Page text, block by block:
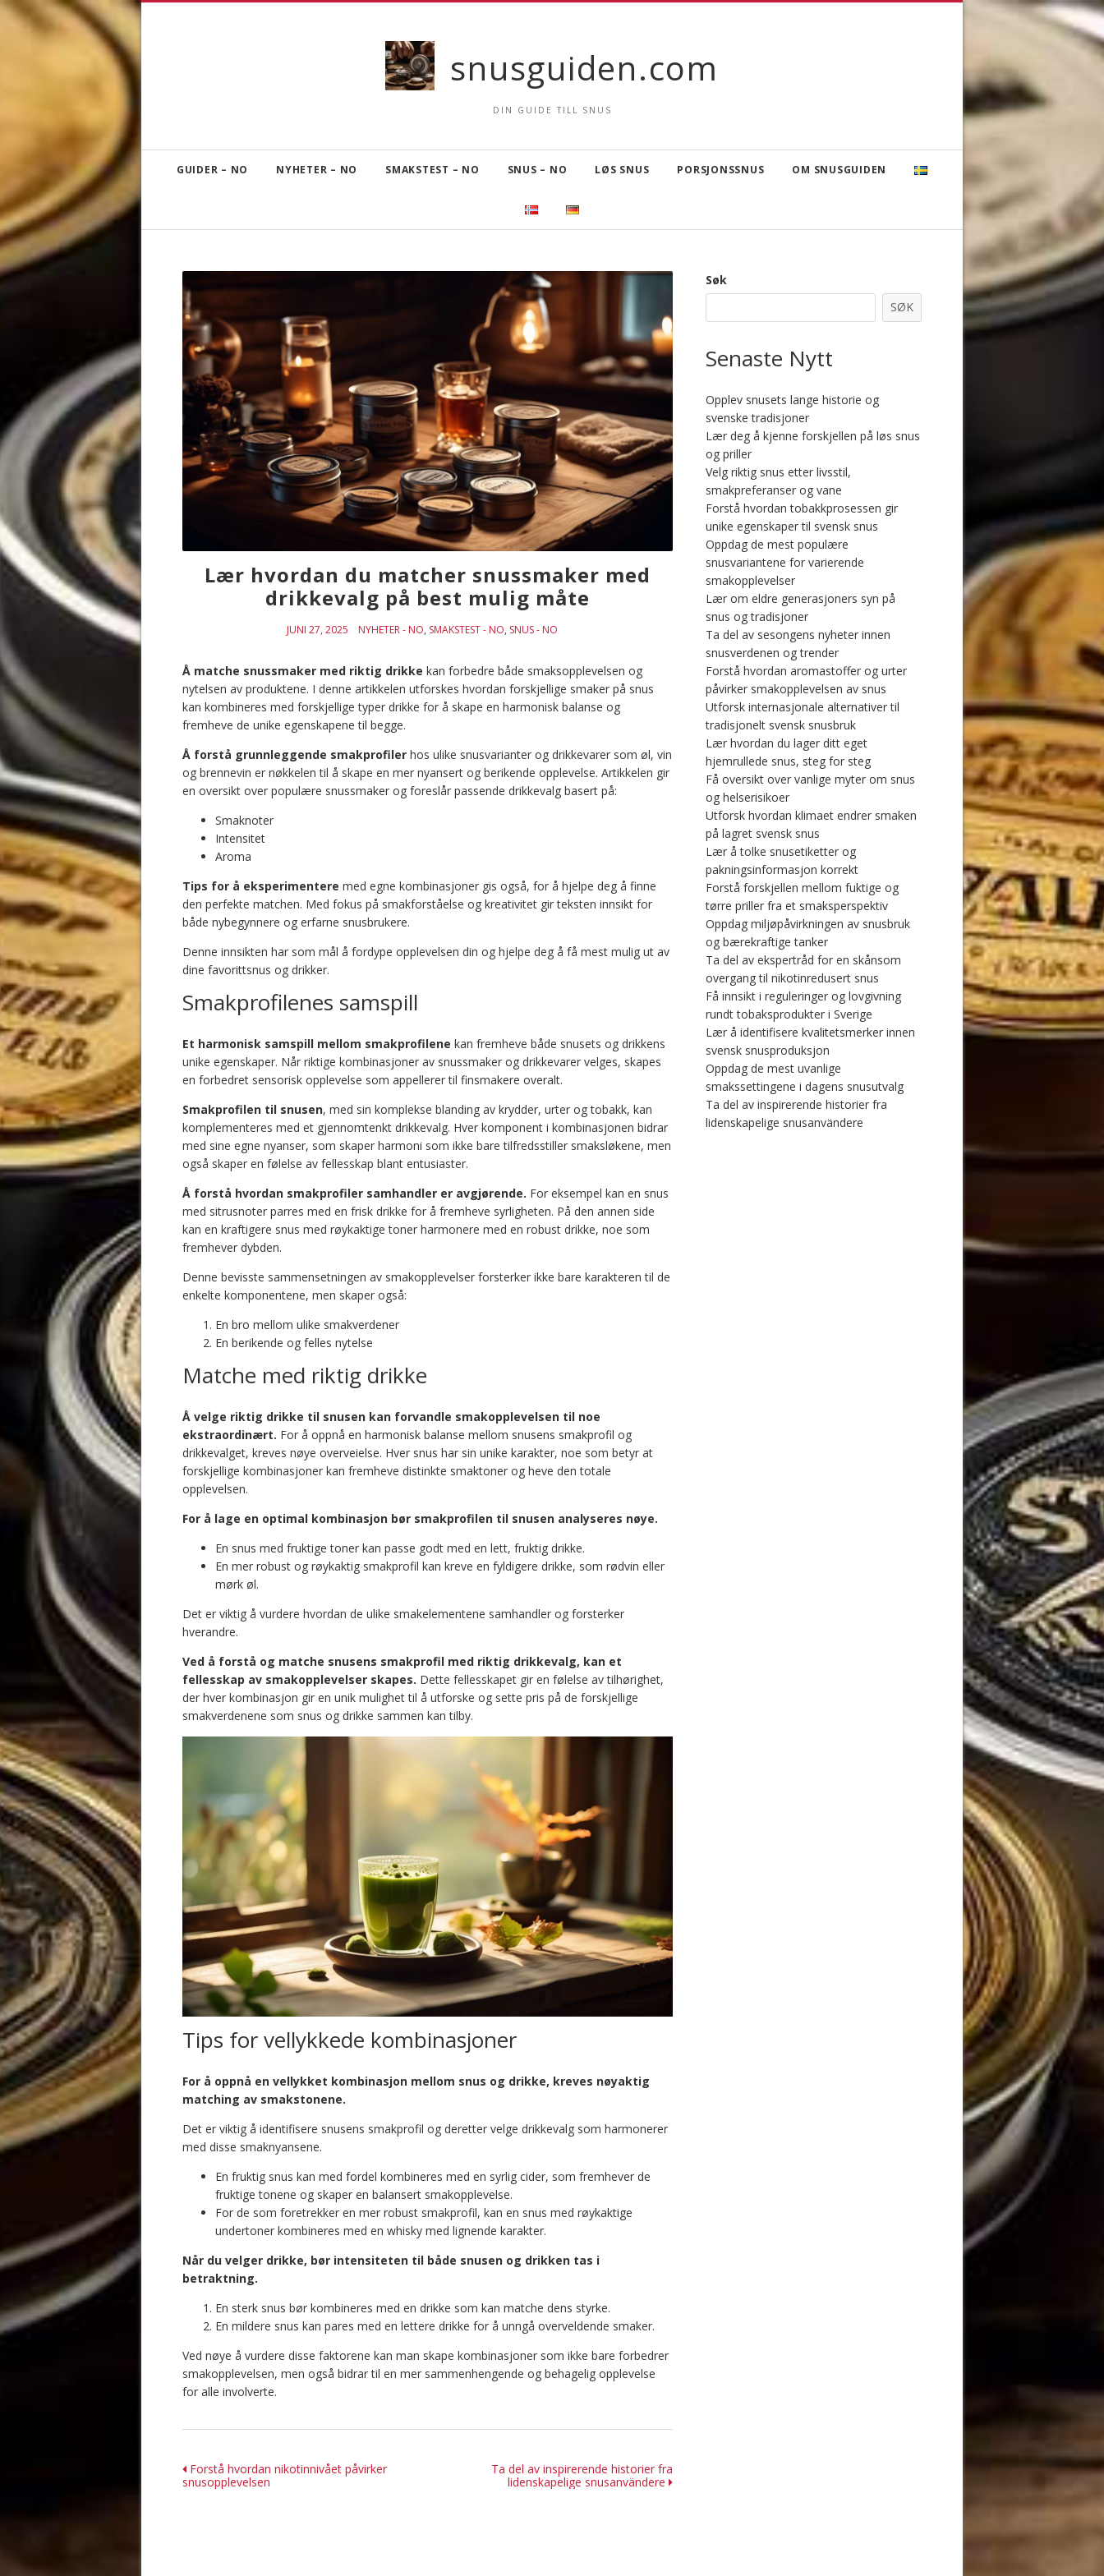
snusguiden.com
DIN GUIDE TILL SNUS
GUIDER – NO NYHETER – NO SMAKSTEST – NO SNUS – NO LØS SNUS PORSJONSSNUS OM SNUSGUIDEN
Lær hvordan du matcher snussmaker med
drikkevalg på best mulig måte
JUNI 27, 2025 NYHETER - NO, SMAKSTEST - NO, SNUS - NO
Å matche snussmaker med riktig drikke kan forbedre både smaksopplevelsen og
nytelsen av produktene. I denne artikkelen utforskes hvordan forskjellige smaker på snus
kan kombineres med forskjellige typer drikke for å skape en harmonisk balanse og
fremheve de unike egenskapene til begge.
Å forstå grunnleggende smakprofiler hos ulike snusvarianter og drikkevarer som øl, vin
og brennevin er nøkkelen til å skape en mer nyansert og berikende opplevelse. Artikkelen gir
en oversikt over populære snussmaker og foreslår passende drikkevalg basert på:
Smaknoter
Intensitet
Aroma
Tips for å eksperimentere med egne kombinasjoner gis også, for å hjelpe deg å finne
den perfekte matchen. Med fokus på smakforståelse og kreativitet gir teksten innsikt for
både nybegynnere og erfarne snusbrukere.
Denne innsikten har som mål å fordype opplevelsen din og hjelpe deg å få mest mulig ut av
dine favorittsnus og drikker.
Smakprofilenes samspill
Et harmonisk samspill mellom smakprofilene kan fremheve både snusets og drikkens
unike egenskaper. Når riktige kombinasjoner av snussmaker og drikkevarer velges, skapes
en forbedret sensorisk opplevelse som appellerer til finsmakere overalt.
Smakprofilen til snusen, med sin komplekse blanding av krydder, urter og tobakk, kan
komplementeres med et gjennomtenkt drikkevalg. Hver komponent i kombinasjonen bidrar
med sine egne nyanser, som skaper harmoni som ikke bare tilfredsstiller smaksløkene, men
også skaper en følelse av fellesskap blant entusiaster.
Å forstå hvordan smakprofiler samhandler er avgjørende. For eksempel kan en snus
med sitrusnoter parres med en frisk drikke for å fremheve syrligheten. På den annen side
kan en kraftigere snus med røykaktige toner harmonere med en robust drikke, noe som
fremhever dybden.
Denne bevisste sammensetningen av smakopplevelser forsterker ikke bare karakteren til de
enkelte komponentene, men skaper også:
En bro mellom ulike smakverdener
En berikende og felles nytelse
Matche med riktig drikke
Å velge riktig drikke til snusen kan forvandle smakopplevelsen til noe
ekstraordinært. For å oppnå en harmonisk balanse mellom snusens smakprofil og
drikkevalget, kreves nøye overveielse. Hver snus har sin unike karakter, noe som betyr at
forskjellige kombinasjoner kan fremheve distinkte smaktoner og heve den totale
opplevelsen.
For å lage en optimal kombinasjon bør smakprofilen til snusen analyseres nøye.
En snus med fruktige toner kan passe godt med en lett, fruktig drikke.
En mer robust og røykaktig smakprofil kan kreve en fyldigere drikke, som rødvin eller
mørk øl.
Det er viktig å vurdere hvordan de ulike smakelementene samhandler og forsterker
hverandre.
Ved å forstå og matche snusens smakprofil med riktig drikkevalg, kan et
fellesskap av smakopplevelser skapes. Dette fellesskapet gir en følelse av tilhørighet,
der hver kombinasjon gir en unik mulighet til å utforske og sette pris på de forskjellige
smakverdenene som snus og drikke sammen kan tilby.
Tips for vellykkede kombinasjoner
For å oppnå en vellykket kombinasjon mellom snus og drikke, kreves nøyaktig
matching av smakstonene.
Det er viktig å identifisere snusens smakprofil og deretter velge drikkevalg som harmonerer
med disse smaknyansene.
En fruktig snus kan med fordel kombineres med en syrlig cider, som fremhever de
fruktige tonene og skaper en balansert smakopplevelse.
For de som foretrekker en mer robust smakprofil, kan en snus med røykaktige
undertoner kombineres med en whisky med lignende karakter.
Når du velger drikke, bør intensiteten til både snusen og drikken tas i
betraktning.
En sterk snus bør kombineres med en drikke som kan matche dens styrke.
En mildere snus kan pares med en lettere drikke for å unngå overveldende smaker.
Ved nøye å vurdere disse faktorene kan man skape kombinasjoner som ikke bare forbedrer
smakopplevelsen, men også bidrar til en mer sammenhengende og behagelig opplevelse
for alle involverte.
Innleggsnavigasjon
Forstå hvordan nikotinnivået påvirker
snusopplevelsen
Ta del av inspirerende historier fra
lidenskapelige snusanvändere
Søk
SØK
Senaste Nytt
Opplev snusets lange historie og
svenske tradisjoner
Lær deg å kjenne forskjellen på løs snus
og priller
Velg riktig snus etter livsstil,
smakpreferanser og vane
Forstå hvordan tobakkprosessen gir
unike egenskaper til svensk snus
Oppdag de mest populære
snusvariantene for varierende
smakopplevelser
Lær om eldre generasjoners syn på
snus og tradisjoner
Ta del av sesongens nyheter innen
snusverdenen og trender
Forstå hvordan aromastoffer og urter
påvirker smakopplevelsen av snus
Utforsk internasjonale alternativer til
tradisjonelt svensk snusbruk
Lær hvordan du lager ditt eget
hjemrullede snus, steg for steg
Få oversikt over vanlige myter om snus
og helserisikoer
Utforsk hvordan klimaet endrer smaken
på lagret svensk snus
Lær å tolke snusetiketter og
pakningsinformasjon korrekt
Forstå forskjellen mellom fuktige og
tørre priller fra et smaksperspektiv
Oppdag miljøpåvirkningen av snusbruk
og bærekraftige tanker
Ta del av ekspertråd for en skånsom
overgang til nikotinredusert snus
Få innsikt i reguleringer og lovgivning
rundt tobaksprodukter i Sverige
Lær å identifisere kvalitetsmerker innen
svensk snusproduksjon
Oppdag de mest uvanlige
smakssettingene i dagens snusutvalg
Ta del av inspirerende historier fra
lidenskapelige snusanvändere